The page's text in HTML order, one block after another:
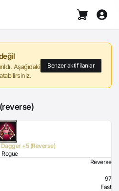
Aşağıdaki
Benzer aktif ilanlar
+5 (Reverse)
Rogue
Reverse
97
Fast